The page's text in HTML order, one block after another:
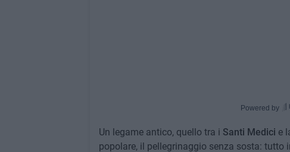
Powered by
Un legame antico, quello tra i Santi Medici e
popolare, il pellegrinaggio senza sosta: tutto